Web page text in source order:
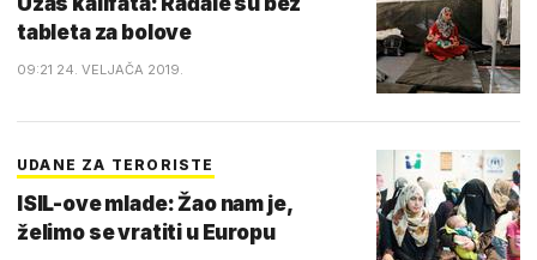
tableta za bolove
09:21 24. VELJAČA 2019.
UDANE ZA TERORISTE
ISIL-ove mlade: Žao nam je,
želimo se vratiti u Europu